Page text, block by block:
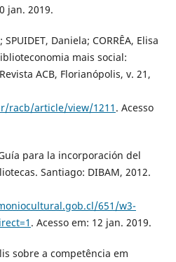
jan. 2019.
Daniela; CORRÊA, Elisa
mais social:
ACB, Florianópolis, v. 21,
racb/article/view/1211 . Acesso
para la incorporación del
Santiago: DIBAM, 2012.
651/w3-
. Acesso em: 12 jan. 2019.
sobre a competência em